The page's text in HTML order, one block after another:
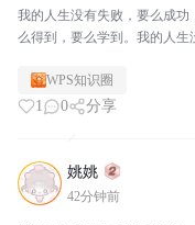
我的人生没有失败，要么成
么得到，要么学到。我的人
WPS知识圈
1 0 分享
姚姚
42分钟前